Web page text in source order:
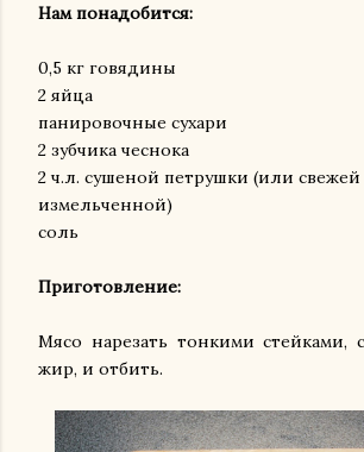
Нам понадобится:
0,5 кг говядины
2 яйца
панировочные сухари
2 зубчика чеснока
2 ч.л. сушеной петрушки (или свежей
измельченной)
соль
Приготовление:
Мясо нарезать тонкими стейками,
жир, и отбить.